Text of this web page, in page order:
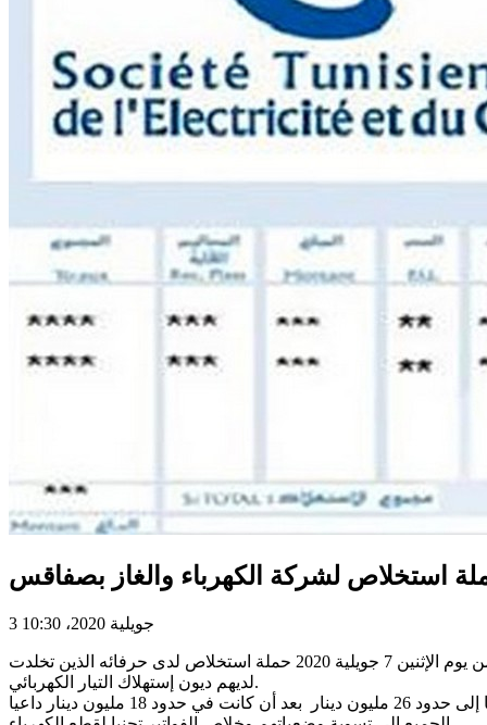
استخلاص لشركة الكهرباء والغاز بصفاقس
3 جويلية 2020، 10:30
أعلن اليوم الجمعة 03 جويلية 2020 علي ضياف مدير إقليم الشركة التونسية للكهرباء والغاز بصفاقس الشمالية أن الشركة ستنطلق بداية من يوم الإثنين 7 جويلية 2020 حملة استخلاص لدى حرفائه الذين تخلدت
لديهم ديون إستهلاك التيار الكهربائي.
وأكد علي ضياف أن ديون الإقليم تنقسم إلى 20 % عند الدولة (المؤسسات العمومية) و 80 % لدى الحرفاء حيث ارتفعت اثر جائحة الكورونا إلى حدود 26 مليون دينار بعد أن كانت في حدود 18 مليون دينار داعيا